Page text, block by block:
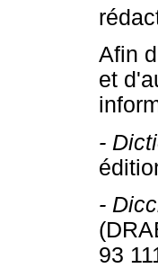
Afin
et
-
-
93